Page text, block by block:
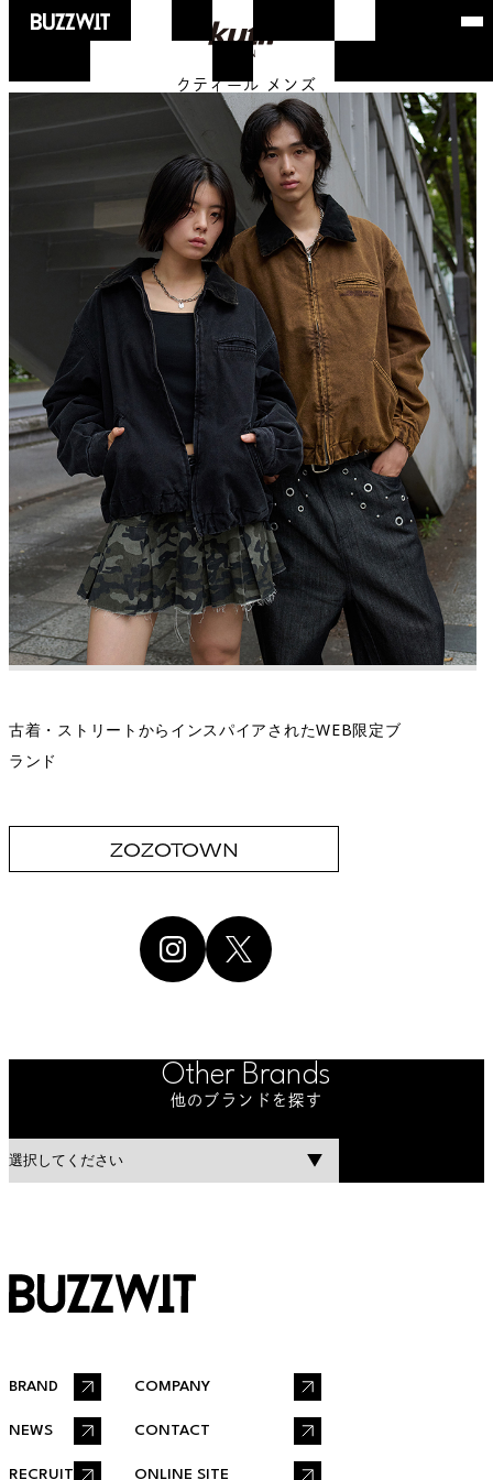
クティール メンズ
古着・ストリートからインスパイアされたWEB限定ブ
ランド
ZOZOTOWN
Other Brands
他のブランドを探す
BRAND
NEWS
RECRUIT
COMPANY
CONTACT
ONLINE SITE